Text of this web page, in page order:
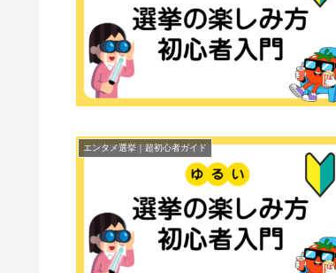
エンタメ選挙｜超初心者ガイド